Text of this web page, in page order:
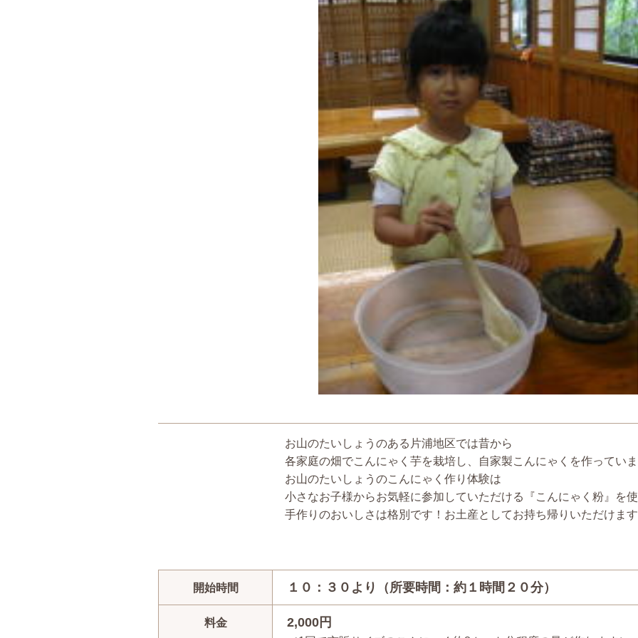
お山のたいしょうのある片浦地区では昔から
各家庭の畑でこんにゃく芋を栽培し、自家製こんにゃくを作っていま
お山のたいしょうのこんにゃく作り体験は
小さなお子様からお気軽に参加していただける『こんにゃく粉』を
手作りのおいしさは格別です！お土産としてお持ち帰りいただけま
開始時間 １０：３０より（所要時間：約１時間２０分）
料金 2,000円